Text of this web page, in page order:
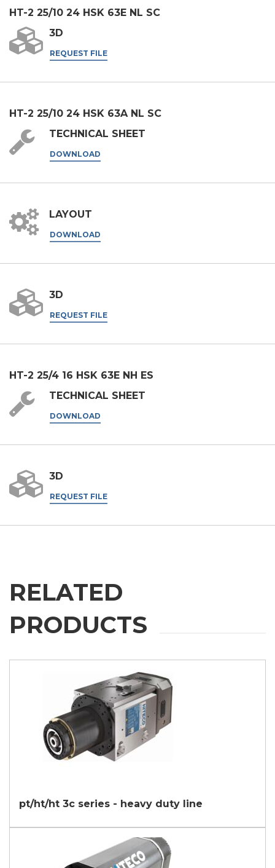
第三方授权
我特此授权将我的个人数据传递给第三方，包括集团内的公
司和/或集团外的外部第三方，例如行业运营商，用于其营
HT-2 25/10 24 HSK 63E NL SC
3D
REQUEST FILE
HT-2 25/10 24 HSK 63A NL SC
TECHNICAL SHEET
DOWNLOAD
LAYOUT
DOWNLOAD
3D
REQUEST FILE
HT-2 25/4 16 HSK 63E NH ES
TECHNICAL SHEET
DOWNLOAD
3D
REQUEST FILE
RELATED
PRODUCTS
pt/ht/ht 3c series - heavy duty line